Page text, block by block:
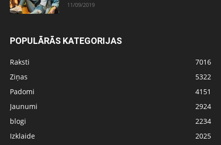
11/09/2019
POPULĀRĀS KATEGORIJAS
Raksti
7016
Ziņas
5322
Padomi
4151
Jaunumi
2924
blogi
2234
Izklaide
2025